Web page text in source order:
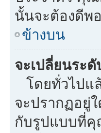
นั้นจะต้องดีพ
ข้างบน
จะเปลี่ยนระ
โดยทั่วไปแ
จะปรากฏอยู่
กับรูปแบบที่คุ